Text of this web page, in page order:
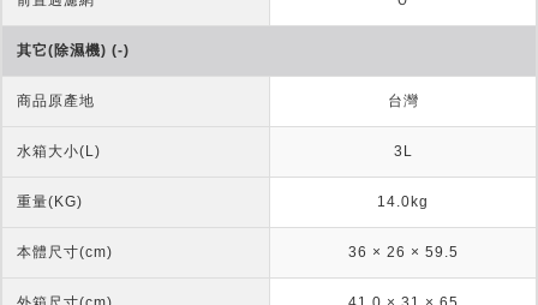
其它(除濕機) (-)
商品原產地 台灣
水箱大小(L) 3L
重量(KG) 14.0kg
本體尺寸(cm) 36 × 26 × 59.5